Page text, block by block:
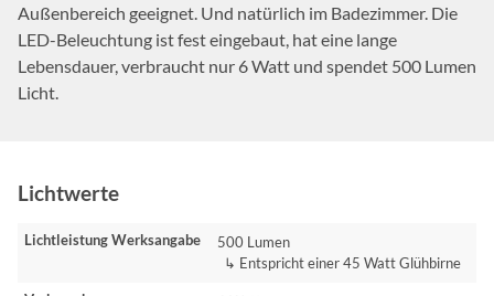
Außenbereich geeignet. Und natürlich im Badezimmer. Die
LED-Beleuchtung ist fest eingebaut, hat eine lange
Lebensdauer, verbraucht nur 6 Watt und spendet 500 Lumen
Licht.
Lichtwerte
Lichtleistung Werksangabe
500 Lumen
↳ Entspricht einer 45 Watt Glühbirne